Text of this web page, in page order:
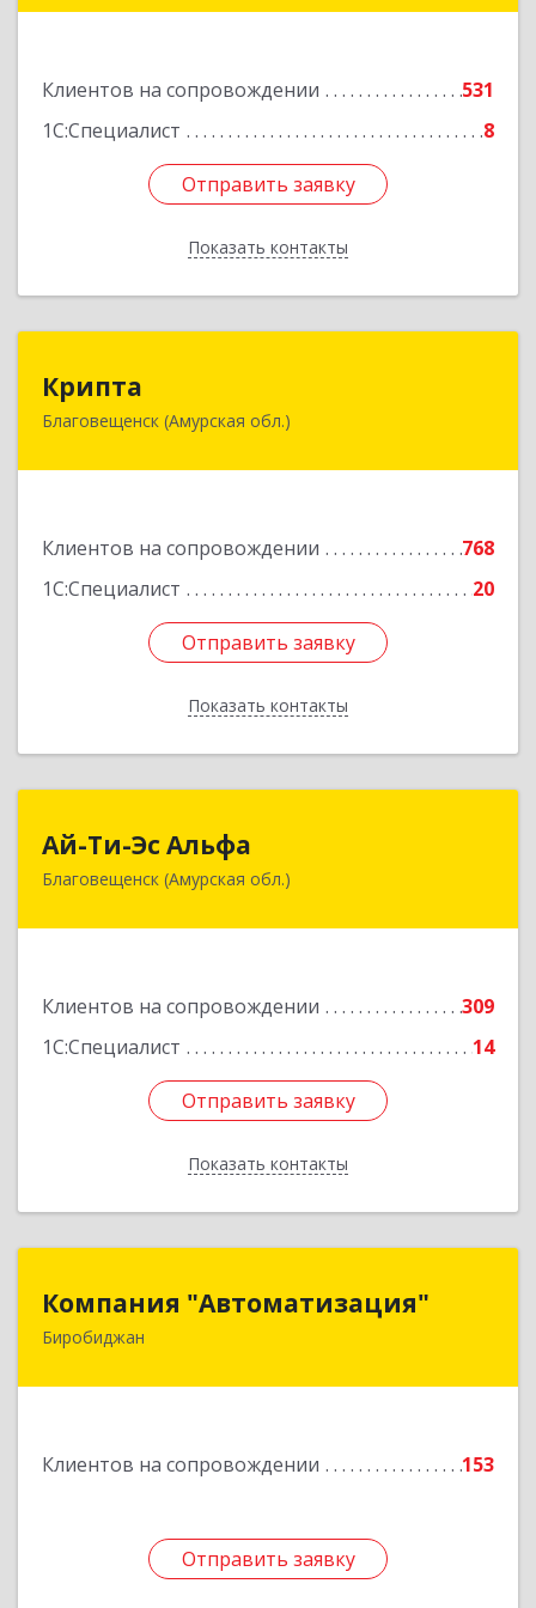
Клиентов на сопровождении
531
1С:Специалист
8
Отправить заявку
Показать контакты
Подробнее
Отправить заявку
Назад
Крипта
Благовещенск (Амурская обл.)
Клиентов на сопровождении
768
1С:Специалист
20
Отправить заявку
Показать контакты
675000, Амурская обл, Благовещенск г,
Отправить заявку
Назад
Ай-Ти-Эс Альфа
Благовещенск (Амурская обл.)
Клиентов на сопровождении
309
1С:Специалист
14
Отправить заявку
Показать контакты
675000, Амурская обл, Благовещенск г, Зейская
Отправить заявку
Назад
Компания "Автоматизация"
Биробиджан
Клиентов на сопровождении 153
Отправить заявку
679016, Еврейская Аобл, Биробиджан г,
Отправить заявку